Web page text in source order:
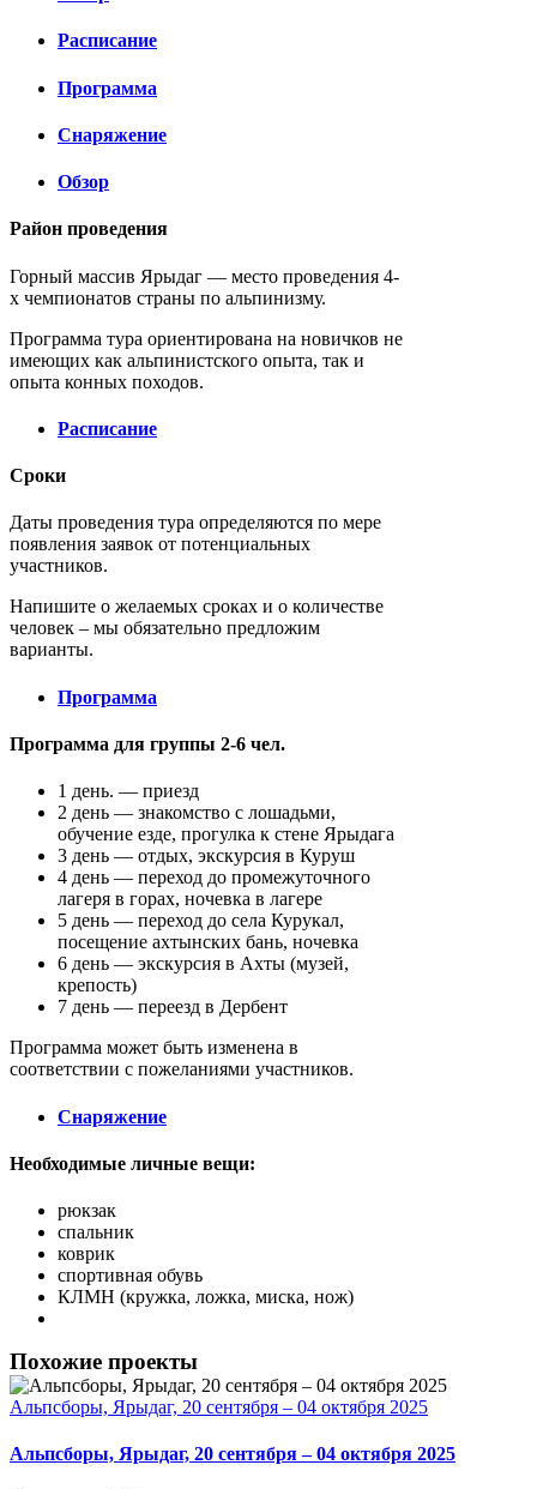
Расписание
Программа
Снаряжение
Обзор
Район проведения
Горный массив Ярыдаг — место проведения 4-
х чемпионатов страны по альпинизму.
Программа тура ориентирована на новичков не
имеющих как альпинистского опыта, так и
опыта конных походов.
Расписание
Сроки
Даты проведения тура определяются по мере
появления заявок от потенциальных
участников.
Напишите о желаемых сроках и о количестве
человек – мы обязательно предложим
варианты.
Программа
Программа для группы 2-6 чел.
1 день. — приезд
2 день — знакомство с лошадьми,
обучение езде, прогулка к стене Ярыдага
3 день — отдых, экскурсия в Куруш
4 день — переход до промежуточного
лагеря в горах, ночевка в лагере
5 день — переход до села Курукал,
посещение ахтынских бань, ночевка
6 день — экскурсия в Ахты (музей,
крепость)
7 день — переезд в Дербент
Программа может быть изменена в
соответствии с пожеланиями участников.
Снаряжение
Необходимые личные вещи:
рюкзак
спальник
коврик
спортивная обувь
КЛМН (кружка, ложка, миска, нож)
Похожие проекты
Альпсборы, Ярыдаг, 20 сентября – 04 октября 2025
Альпсборы, Ярыдаг, 20 сентября – 04 октября 2025